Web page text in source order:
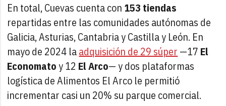
En total, Cuevas cuenta con 153 tiendas
repartidas entre las comunidades autónomas de
Galicia, Asturias, Cantabria y Castilla y León. En
mayo de 2024 laadquisición de 29 súper —17 El
Economatoy 12 El Arco— y dos plataformas
logística de Alimentos El Arco le permitió
incrementar casi un 20% su parque comercial.